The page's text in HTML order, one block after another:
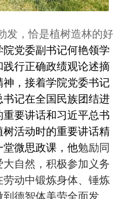
发，恰是植树造林的好
院党委副书记何艳领学
践行正确政绩观论述摘
，接着学院党委书记
记在全国民族团结进
要讲话和习近平总书
活动时的重要讲话精
微思政课，他勉励同
自然，积极参加义务
动中锻炼身体、锤炼
德智体美劳全面发